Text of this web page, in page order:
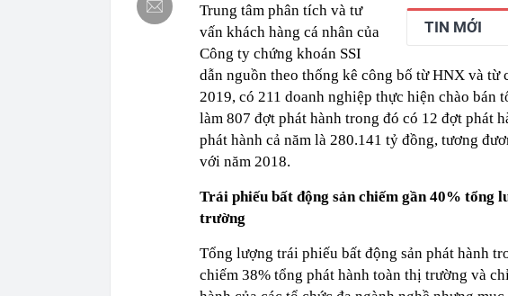
Hình ảnh khó tin của con dâu cũ
15:16
Công an yêu cầu người dân có sổ
15:13
Nơi 'lạnh nhất Việt Nam' sắp có
hơn 1500m, tổng vốn trên 7.300 tỷ
Nhà sản xuất Anh Trai Say Hi tự
trình “bom tấn” cuối năm
15:11
Tuyến cao tốc 23.900 tỷ đồng
15:07
Thợ chuyên nghiệp chỉ ra 2 dấu
TIN MỚI
Trung tâm phân tích và tư
vấn khách hàng cá nhân của
Công ty chứng khoán SSI
dẫn nguồn theo thống kê công bố từ HNX và từ
2019, có 211 doanh nghiệp thực hiện chào
làm 807 đợt phát hành trong đó có 12 đợt phát
phát hành cả năm là 280.141 tỷ đồng, tương
với năm 2018.
Trái phiếu bất động sản chiếm gần 40% tổng
trường
Tổng lượng trái phiếu bất động sản phát hành
chiếm 38% tổng phát hành toàn thị trường và